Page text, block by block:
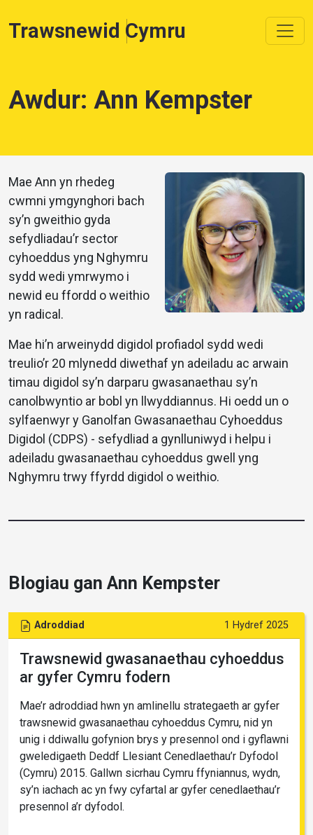
Trawsnewid Cymru
Awdur: Ann Kempster
Mae Ann yn rhedeg
cwmni ymgynghori bach
sy’n gweithio gyda
sefydliadau’r sector
cyhoeddus yng Nghymru
sydd wedi ymrwymo i
newid eu ffordd o weithio
yn radical.
Mae hi’n arweinydd digidol profiadol sydd wedi
treulio’r 20 mlynedd diwethaf yn adeiladu ac arwain
timau digidol sy’n darparu gwasanaethau sy’n
canolbwyntio ar bobl yn llwyddiannus. Hi oedd un o
sylfaenwyr y Ganolfan Gwasanaethau Cyhoeddus
Digidol (CDPS) - sefydliad a gynlluniwyd i helpu i
adeiladu gwasanaethau cyhoeddus gwell yng
Nghymru trwy ffyrdd digidol o weithio.
Blogiau gan Ann Kempster
Adroddiad 1 Hydref 2025
Trawsnewid gwasanaethau cyhoeddus
ar gyfer Cymru fodern
Mae’r adroddiad hwn yn amlinellu strategaeth ar gyfer
trawsnewid gwasanaethau cyhoeddus Cymru, nid yn
unig i ddiwallu gofynion brys y presennol ond i gyflawni
gweledigaeth Deddf Llesiant Cenedlaethau’r Dyfodol
(Cymru) 2015. Gallwn sicrhau Cymru ffyniannus, wydn,
sy’n iachach ac yn fwy cyfartal ar gyfer cenedlaethau’r
presennol a’r dyfodol.